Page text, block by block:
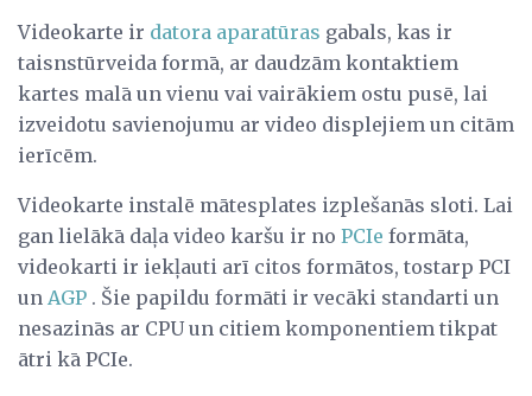
Videokarte ir datora aparatūras gabals, kas ir
taisnstūrveida formā, ar daudzām kontaktiem
kartes malā un vienu vai vairākiem ostu pusē, lai
izveidotu savienojumu ar video displejiem un citām
ierīcēm.
Videokarte instalē mātesplates izplešanās sloti. Lai
gan lielākā daļa video karšu ir no PCIe formāta,
videokarti ir iekļauti arī citos formātos, tostarp PCI
un AGP . Šie papildu formāti ir vecāki standarti un
nesazinās ar CPU un citiem komponentiem tikpat
ātri kā PCIe.